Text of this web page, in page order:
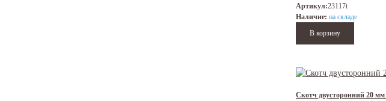
Артикул:23117t
Наличие: на складе
Скотч двусторонний 20